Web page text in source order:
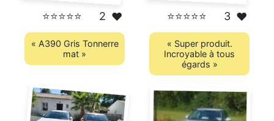
⭐⭐⭐⭐⭐ 2 ❤️
« A390 Gris Tonnerre
mat »
⭐⭐⭐⭐⭐ 3 ❤️
« Super produit.
Incroyable à tous
égards »